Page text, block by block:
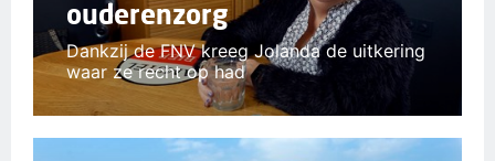
ouderenzorg
Dankzij de FNV kreeg Jolanda de uitkering
waar ze recht op had